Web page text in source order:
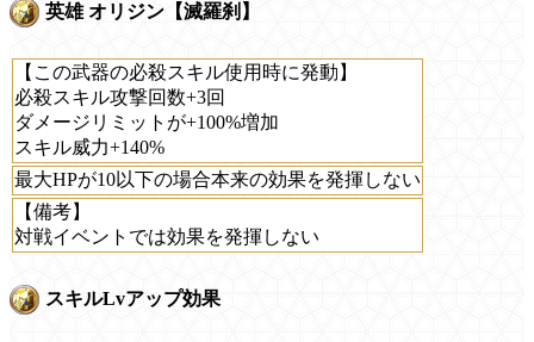
英雄 オリジン【滅羅刹】
【この武器の必殺スキル使用時に発動】
必殺スキル攻撃回数+3回
ダメージリミットが+100%増加
スキル威力+140%
最大HPが10以下の場合本来の効果を発揮しない
【備考】
対戦イベントでは効果を発揮しない
スキルLvアップ効果